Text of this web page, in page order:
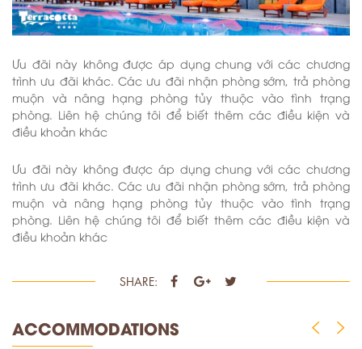
Ưu đãi này không được áp dụng chung với các chương
trình ưu đãi khác. Các ưu đãi nhận phòng sớm, trả phòng
muộn và nâng hạng phòng tủy thuộc vào tình trạng
phòng. Liên hệ chúng tôi để biết thêm các điều kiện và
điều khoản khác
Ưu đãi này không được áp dụng chung với các chương
trình ưu đãi khác. Các ưu đãi nhận phòng sớm, trả phòng
muộn và nâng hạng phòng tủy thuộc vào tình trạng
phòng. Liên hệ chúng tôi để biết thêm các điều kiện và
điều khoản khác
SHARE:
ACCOMMODATIONS